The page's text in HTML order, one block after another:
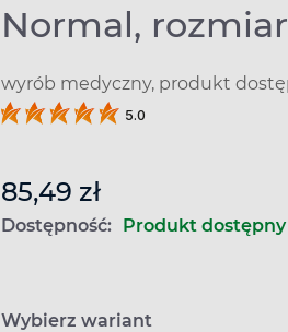
Normal,
wyrób medyczny, produkt
5.0
85,49 zł
Dostępność: Produkt dostępny
Wybierz wariant